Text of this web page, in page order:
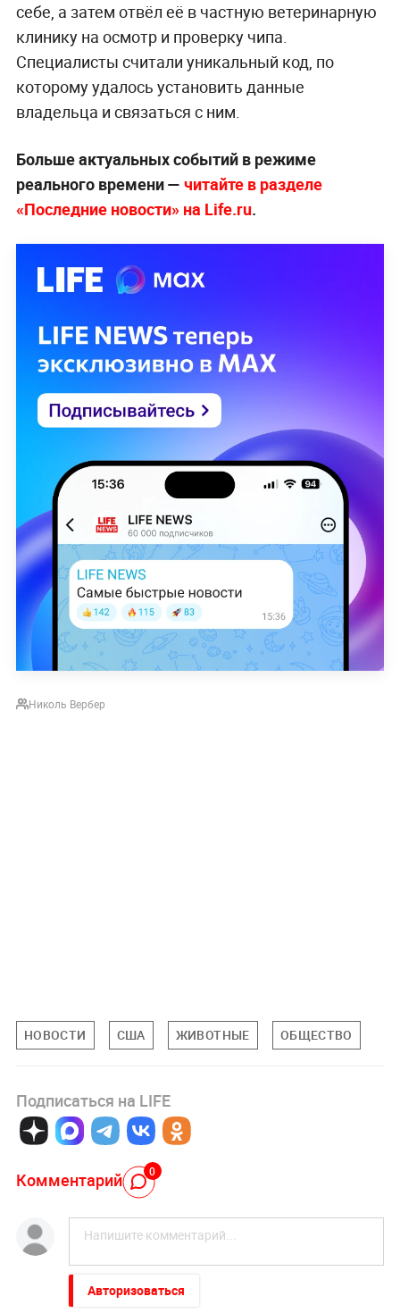
себе, а затем отвёл её в частную ветеринарную
клинику на осмотр и проверку чипа.
Специалисты считали уникальный код, по
которому удалось установить данные
владельца и связаться с ним.
Больше актуальных событий в режиме
реального времени — читайте в разделе
«Последние новости» на Life.ru.
Николь Вербер
НОВОСТИ США ЖИВОТНЫЕ ОБЩЕСТВО
Подписаться на LIFE
Комментарий 0
Авторизоваться